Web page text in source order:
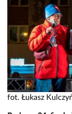
fot. Łukasz